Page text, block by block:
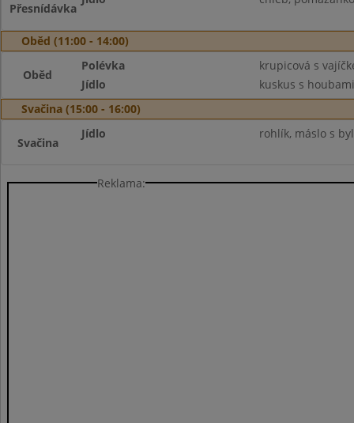
Přesnídávka
Oběd (11:00 - 14:00)
Oběd
Polévka
krupicová s
Jídlo
kuskus s
Svačina (15:00 - 16:00)
Svačina
Jídlo rohlík, máslo s
Reklama: